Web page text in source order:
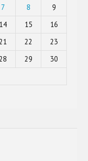
7 8
9
14 15
16
22
23
29
30